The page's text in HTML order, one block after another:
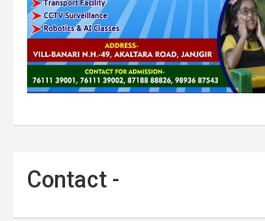
Contact -